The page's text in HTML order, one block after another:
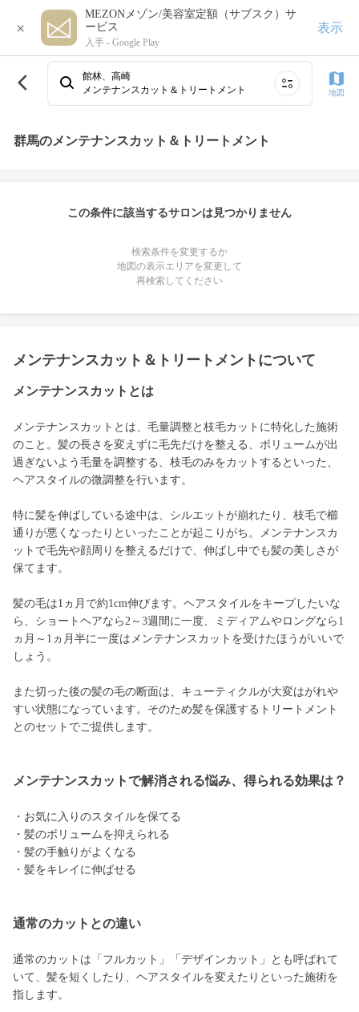
×
MEZONメゾン/美容室定額（サブスク）サ
ービス
入手 - Google Play
表示
館林、高崎
メンテナンスカット＆トリートメント
地図
群馬のメンテナンスカット＆トリートメント
この条件に該当するサロンは見つかりません
検索条件を変更するか
地図の表示エリアを変更して
再検索してください
メンテナンスカット＆トリートメントについて
メンテナンスカットとは
メンテナンスカットとは、毛量調整と枝毛カットに特化した施術
のこと。髪の長さを変えずに毛先だけを整える、ボリュームが出
過ぎないよう毛量を調整する、枝毛のみをカットするといった、
ヘアスタイルの微調整を行います。
特に髪を伸ばしている途中は、シルエットが崩れたり、枝毛で櫛
通りが悪くなったりといったことが起こりがち。メンテナンスカ
ットで毛先や顔周りを整えるだけで、伸ばし中でも髪の美しさが
保てます。
髪の毛は1ヵ月で約1cm伸びます。ヘアスタイルをキープしたいな
ら、ショートヘアなら2～3週間に一度、ミディアムやロングなら1
ヵ月～1ヵ月半に一度はメンテナンスカットを受けたほうがいいで
しょう。
また切った後の髪の毛の断面は、キューティクルが大変はがれや
すい状態になっています。そのため髪を保護するトリートメント
とのセットでご提供します。
メンテナンスカットで解消される悩み、得られる効果は？
・お気に入りのスタイルを保てる
・髪のボリュームを抑えられる
・髪の手触りがよくなる
・髪をキレイに伸ばせる
通常のカットとの違い
通常のカットは「フルカット」「デザインカット」とも呼ばれて
いて、髪を短くしたり、ヘアスタイルを変えたりといった施術を
指します。